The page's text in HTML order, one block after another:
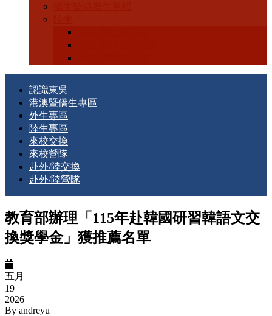
認識東吳
港澳暨僑生專區
外生專區
陸生專區
來校交換
來校營隊
赴外/陸交換
赴外/陸營隊
教育部辦理「115年赴韓國研習韓語文交
換獎學金」獲推薦名單
五月
19
2026
By andreyu